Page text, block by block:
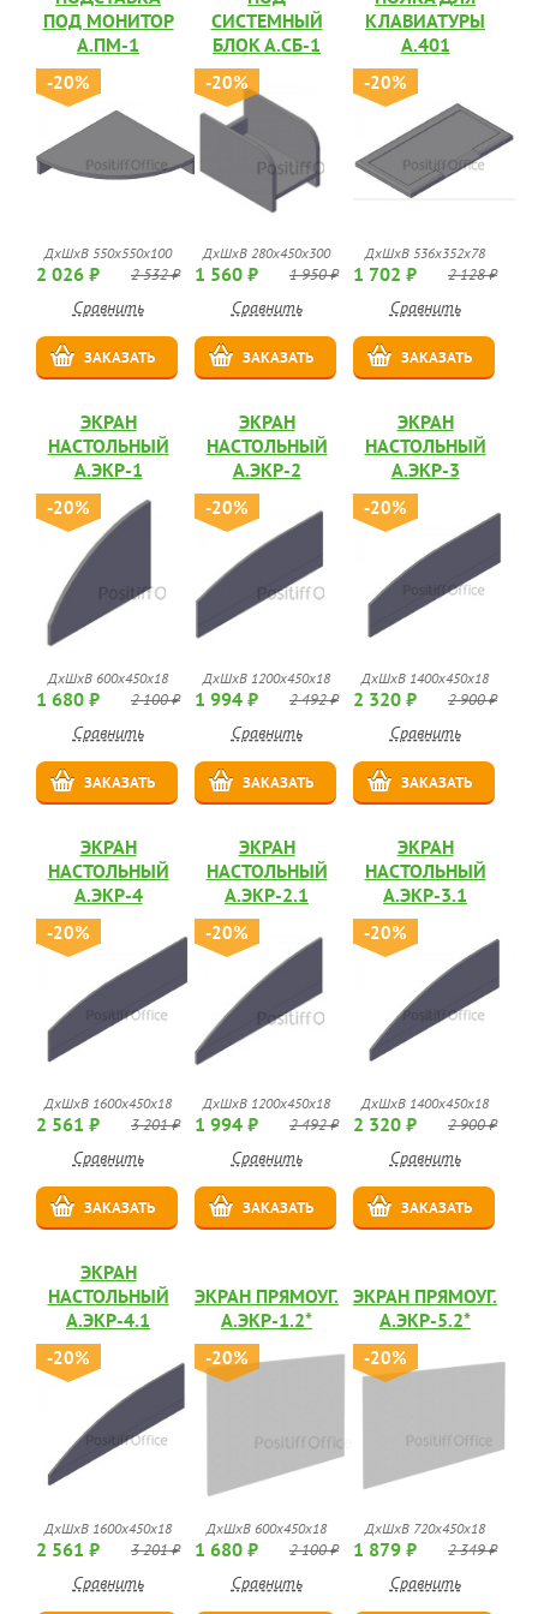
ПОД МОНИТОР
А.ПМ-1
-20%
ДхШхВ 550х550х100
2 026 ₽ 2 532 ₽
Сравнить
ЗАКАЗАТЬ
СИСТЕМНЫЙ
БЛОК А.СБ-1
-20%
ДхШхВ 280х450х300
1 560 ₽ 1 950 ₽
Сравнить
ЗАКАЗАТЬ
КЛАВИАТУРЫ
А.401
-20%
ДхШхВ 536х352х78
1 702 ₽ 2 128 ₽
Сравнить
ЗАКАЗАТЬ
ЭКРАН
НАСТОЛЬНЫЙ
А.ЭКР-1
-20%
ДхШхВ 600х450х18
1 680 ₽ 2 100 ₽
Сравнить
ЗАКАЗАТЬ
ЭКРАН
НАСТОЛЬНЫЙ
А.ЭКР-2
-20%
ДхШхВ 1200х450х18
1 994 ₽ 2 492 ₽
Сравнить
ЗАКАЗАТЬ
ЭКРАН
НАСТОЛЬНЫЙ
А.ЭКР-3
-20%
ДхШхВ 1400х450х18
2 320 ₽ 2 900 ₽
Сравнить
ЗАКАЗАТЬ
ЭКРАН
НАСТОЛЬНЫЙ
А.ЭКР-4
-20%
ДхШхВ 1600х450х18
2 561 ₽ 3 201 ₽
Сравнить
ЗАКАЗАТЬ
ЭКРАН
НАСТОЛЬНЫЙ
А.ЭКР-2.1
-20%
ДхШхВ 1200х450х18
1 994 ₽ 2 492 ₽
Сравнить
ЗАКАЗАТЬ
ЭКРАН
НАСТОЛЬНЫЙ
А.ЭКР-3.1
-20%
ДхШхВ 1400х450х18
2 320 ₽ 2 900 ₽
Сравнить
ЗАКАЗАТЬ
ЭКРАН
НАСТОЛЬНЫЙ
А.ЭКР-4.1
-20%
ДхШхВ 1600х450х18
2 561 ₽ 3 201 ₽
Сравнить
ЭКРАН ПРЯМОУГ.
А.ЭКР-1.2*
-20%
ДхШхВ 600х450х18
1 680 ₽ 2 100 ₽
Сравнить
ЭКРАН ПРЯМОУГ.
А.ЭКР-5.2*
-20%
ДхШхВ 720х450х18
1 879 ₽ 2 349 ₽
Сравнить